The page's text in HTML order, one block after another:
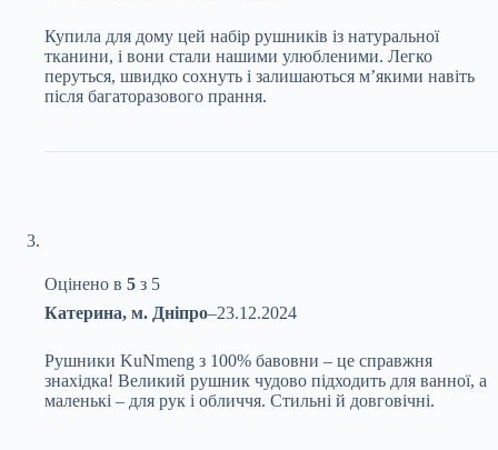
Купила для дому цей набір рушників із натуральної
тканини, і вони стали нашими улюбленими. Легко
перуться, швидко сохнуть і залишаються м’якими навіть
після багаторазового прання.
Оцінено в 5 з 5
Катерина, м. Дніпро–23.12.2024
Рушники KuNmeng з 100% бавовни – це справжня
знахідка! Великий рушник чудово підходить для ванної, а
маленькі – для рук і обличчя. Стильні й довговічні.